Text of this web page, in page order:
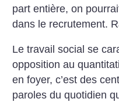
part entière, on
dans le recrutement.
Le travail social se
opposition au
en foyer, c’est des
paroles du quotidien